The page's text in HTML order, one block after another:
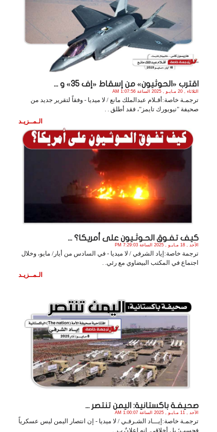
اقترب «الحوثيون» من إسقاط «إف 35» و ...
الثلاثاء , 20 مـايـو , 2025 الساعة 1:07:56 AM
ترجمـة خاصة:أقـلام عبدالملك مانع / لا ميديا - وفقاً لتقرير جديد من
صحيفة "نيويورك تايمز"، فقد أطلق . .
الـمــزيـد
كيف تفـوق الحـوثـيون على أمريكا؟ ...
الأحد , 18 مـايـو , 2025 الساعة 7:29:03 PM
ترجمة خاصة:إياد الشرفي / لا ميديا - في السادس من أيار/ مايو، وخلال
اجتماع في المكتب البيضاوي مع رئي. .
الـمــزيـد
صحيفـة باكستانية: اليمن تنتصر ...
الأحد , 11 مـايـو , 2025 الساعة 1:00:07 AM
ترجمـة خاصة:إيـــاد الشـرفـي / لا ميديا - إن انتصار اليمن ليس عسكرياً
فحسب؛ بل أخلاقي. إنه إعلانٌ ب. .